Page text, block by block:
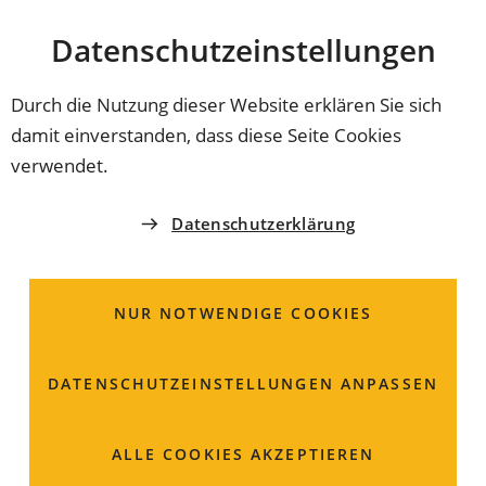
Datenschutz­einstellungen
Durch die Nutzung dieser Website erklären Sie sich
damit einverstanden, dass diese Seite Cookies
verwendet.
Datenschutzerklärung
NUR NOTWENDIGE COOKIES
DATENSCHUTZ­EINSTELLUNGEN ANPASSEN
ALLE COOKIES AKZEPTIEREN
INHALT ANSPRINGEN
Coburg
HerrOberstudiendirektor Dr.BerndJakob
Untere Realschulstraße 2
sekretariat
ernestinum.coburg de